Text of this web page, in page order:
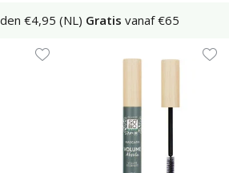
€4,95 (NL) Gratis vanaf €65